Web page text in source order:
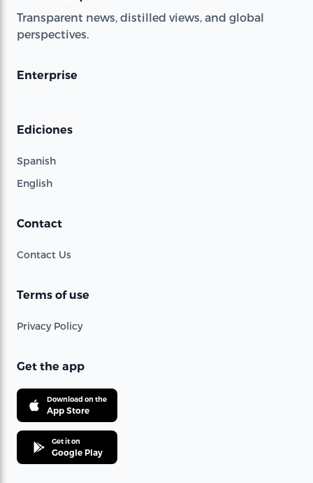
Transparent news, distilled views, and global
perspectives.
Enterprise
Ediciones
Spanish
English
Contact
Contact Us
Terms of use
Privacy Policy
Get the app
Download on the
App Store
Get it on
Google Play